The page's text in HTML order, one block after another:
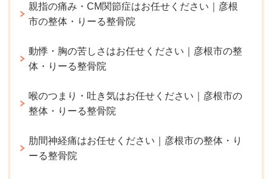
親指の痛み・CM関節症はお任せください｜彦根
市の整体・りーる整骨院
動悸・胸の苦しさはお任せください｜彦根市の整
体・りーる整骨院
喉のつまり・吐き気はお任せください｜彦根市の
整体・りーる整骨院
肋間神経痛はお任せください｜彦根市の整体・り
ーる整骨院